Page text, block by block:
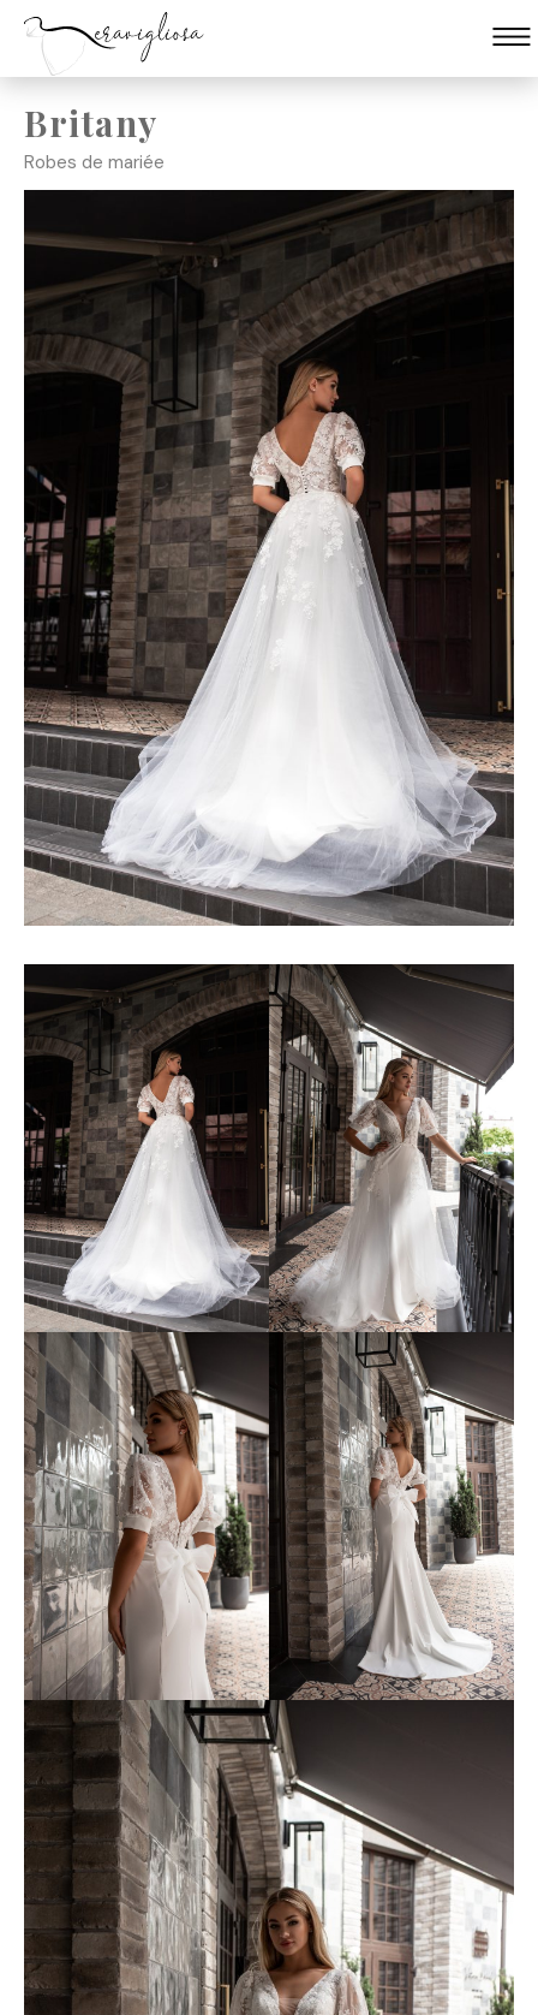
Skip
content
Britany
Robes de mariée